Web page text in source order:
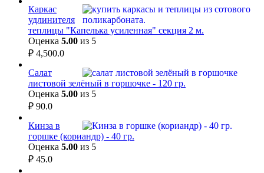
Каркас
удлинителя
теплицы "Капелька усиленная" секция 2 м.
Оценка 5.00 из 5
₽ 4,500.0
Салат
листовой зелёный в горшочке - 120 гр.
Оценка 5.00 из 5
₽ 90.0
Кинза в
горшке (кориандр) - 40 гр.
Оценка 5.00 из 5
₽ 45.0